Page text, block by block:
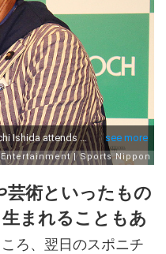
芸術といったもの
まれることもあ
ろ、翌日のスポニチ